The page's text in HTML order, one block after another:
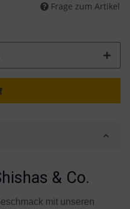
Frage zum Artikel
& Co.
mit unseren